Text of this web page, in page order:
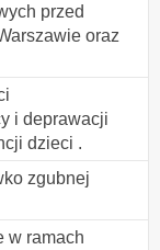
przed
oraz
i deprawacji
dzieci .
zgubnej
w ramach